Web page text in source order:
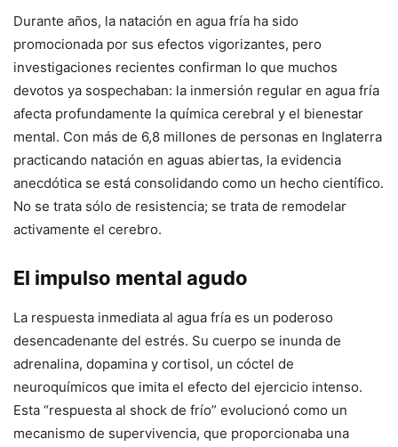
Durante años, la natación en agua fría ha sido
promocionada por sus efectos vigorizantes, pero
investigaciones recientes confirman lo que muchos
devotos ya sospechaban: la inmersión regular en agua fría
afecta profundamente la química cerebral y el bienestar
mental. Con más de 6,8 millones de personas en Inglaterra
practicando natación en aguas abiertas, la evidencia
anecdótica se está consolidando como un hecho científico.
No se trata sólo de resistencia; se trata de remodelar
activamente el cerebro.
El impulso mental agudo
La respuesta inmediata al agua fría es un poderoso
desencadenante del estrés. Su cuerpo se inunda de
adrenalina, dopamina y cortisol, un cóctel de
neuroquímicos que imita el efecto del ejercicio intenso.
Esta “respuesta al shock de frío” evolucionó como un
mecanismo de supervivencia, que proporcionaba una